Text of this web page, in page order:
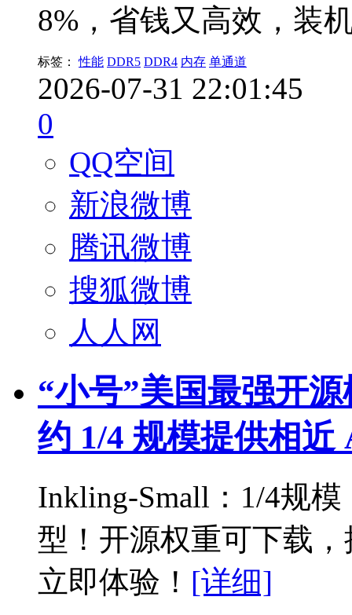
8%，省钱又高效，装
标签： 性能 DDR5 DDR4 内存 单通道
2026-07-31 22:01:45
0
QQ空间
新浪微博
腾讯微博
搜狐微博
人人网
“小号”美国最强开
约 1/4 规模提供相近
Inkling-Small：1/4规
型！开源权重可下载
立即体验！ [详细]